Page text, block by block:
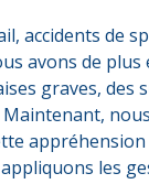
accidents de
avons de plus
graves,
Maintenant,
les